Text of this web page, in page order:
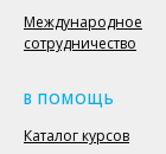
Международное
сотрудничество
В ПОМОЩЬ
Каталог курсов